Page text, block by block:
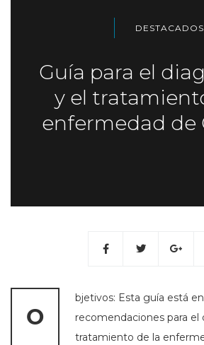
DESTACADOS
Guía para el
y el
enfermedad de
O
bjetivos: Esta guía está
recomendaciones para el
tratamiento de la